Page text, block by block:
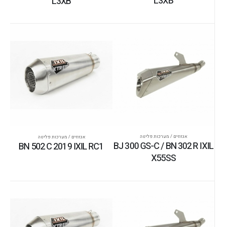
אגזוזים / מערכות פליטה
BJ 300 GS-C / BN 302 R IXIL
X55SS
אגזוזים / מערכות פליטה
BN 502 C 2019 IXIL RC1